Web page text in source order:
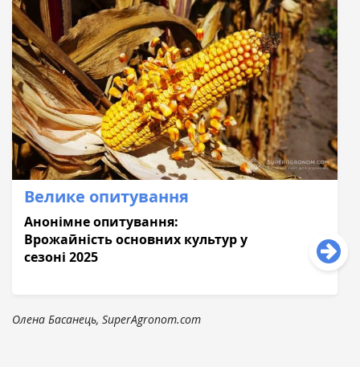
Велике опитування
Анонімне опитування:
Врожайність основних культур у
сезоні 2025
Олена Басанець, SuperAgronom.com